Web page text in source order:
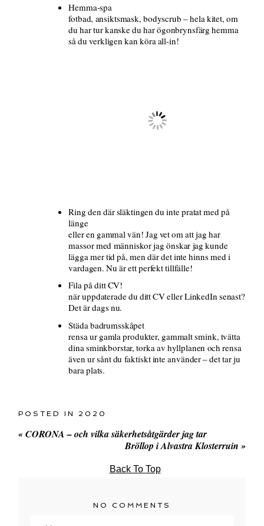
Hemma-spa
fotbad, ansiktsmask, bodyscrub – hela kitet, om
du har tur kanske du har ögonbrynsfärg hemma
så du verkligen kan köra all-in!
Ring den där släktingen du inte pratat med på
länge
eller en gammal vän! Jag vet om att jag har
massor med människor jag önskar jag kunde
lägga mer tid på, men där det inte hinns med i
vardagen. Nu är ett perfekt tillfälle!
Fila på ditt CV!
när uppdaterade du ditt CV eller LinkedIn senast?
Det är dags nu.
Städa badrumsskåpet
rensa ur gamla produkter, gammalt smink, tvätta
dina sminkborstar, torka av hyllplanen och rensa
även ur sånt du faktiskt inte använder – det tar ju
bara plats.
POSTED IN 2020
«CORONA – och vilka säkerhetsåtgärder jag tar
Bröllop i Alvastra Klosterruin »
Back To Top
NO COMMENTS